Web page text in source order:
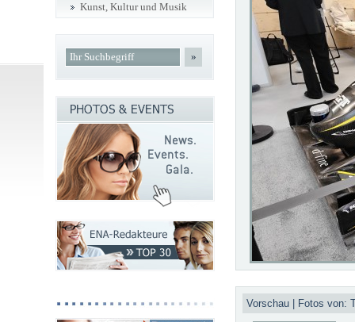
Vorschau | Fotos von:
Kunst, Kultur und Musik
»